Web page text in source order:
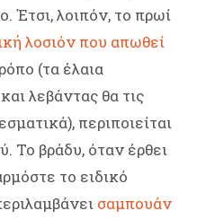
Έτσι, λοιπόν, το πρωί
λοσιόν που απωθεί
(τα έλαια
λεβάντας θα τις
περιποιείται
Το βράδυ, όταν έρθει
το ειδικό
σαμπουάν